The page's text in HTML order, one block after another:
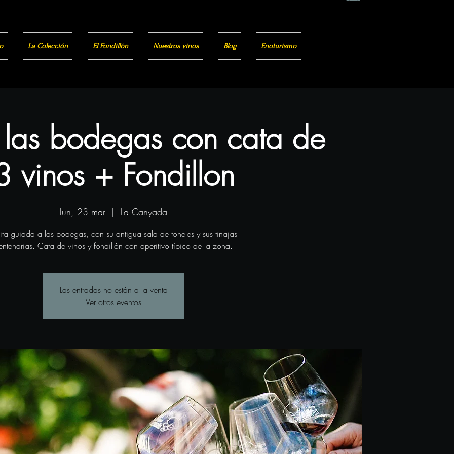
bodegas con cata de
vinos + Fondillon
lun, 23 mar
  |
La Canyada
guiada a las bodegas, con su antigua sala de toneles y sus tinajas
Cata de vinos y fondillón con aperitivo típico de la zona.
Las entradas no están a la venta
Ver otros eventos
La Colección El Fondillón Nuestros vinos Blog Enoturismo